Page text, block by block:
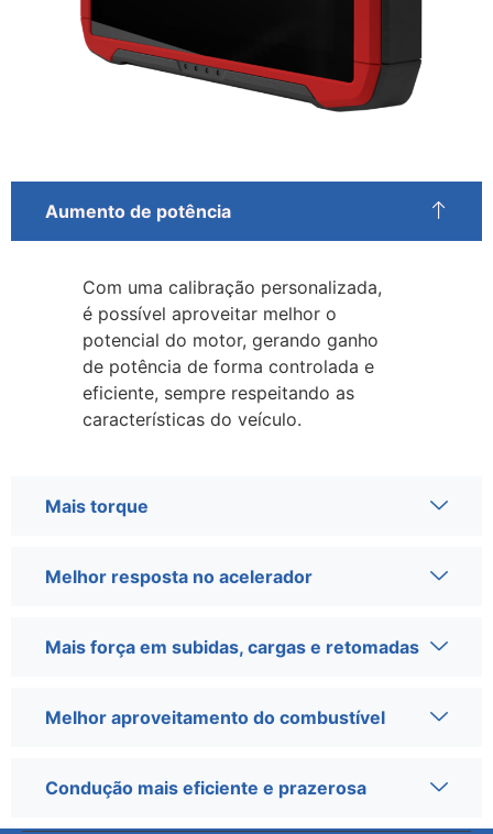
Aumento de potência
Com uma calibração personalizada,
é possível aproveitar melhor o
potencial do motor, gerando ganho
de potência de forma controlada e
eficiente, sempre respeitando as
características do veículo.
Mais torque
Melhor resposta no acelerador
Mais força em subidas, cargas e retomadas
Melhor aproveitamento do combustível
Condução mais eficiente e prazerosa